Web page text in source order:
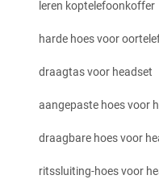
leren koptelefoonkoffer
harde hoes voor
draagtas voor headset
aangepaste hoes voor
draagbare hoes voor
ritssluiting-hoes voor